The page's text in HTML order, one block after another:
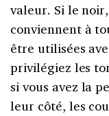
valeur. Si le
conviennent à
être utilisées
privilégiez les
si vous avez la
leur côté, les